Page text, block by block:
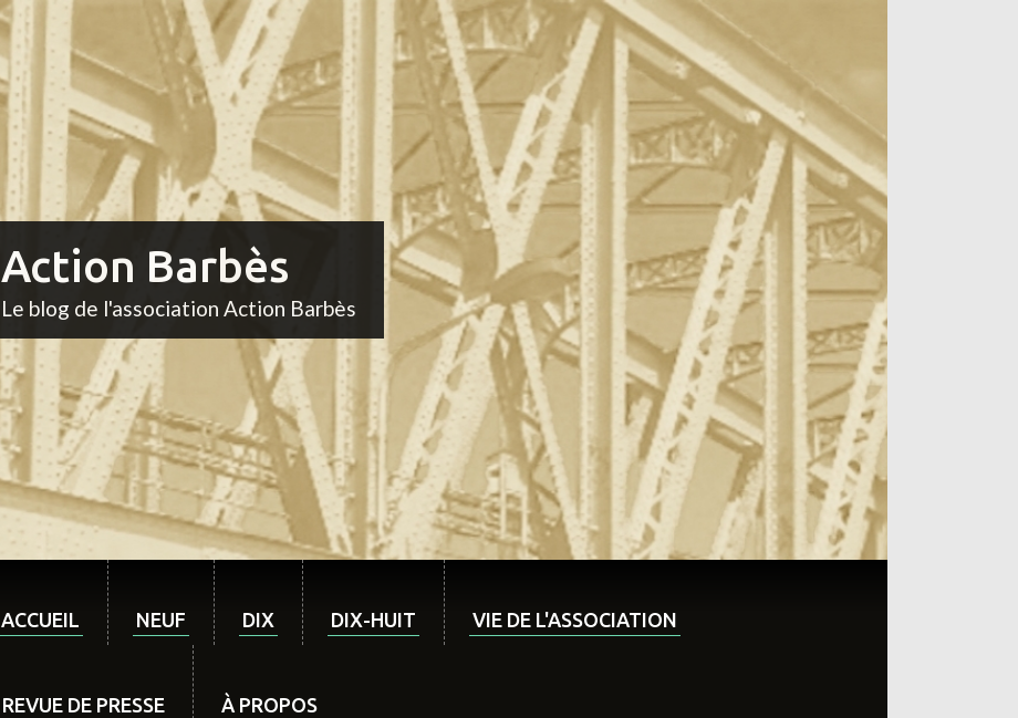
Action Barbès
Le blog de l'association Action Barbès
ACCUEIL NEUF DIX DIX-HUIT VIE DE L'ASSOCIATION
REVUE DE PRESSE À PROPOS